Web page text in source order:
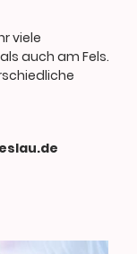
viele
auch am Fels.